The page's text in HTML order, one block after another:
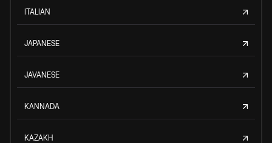
ITALIAN
JAPANESE
JAVANESE
KANNADA
KAZAKH